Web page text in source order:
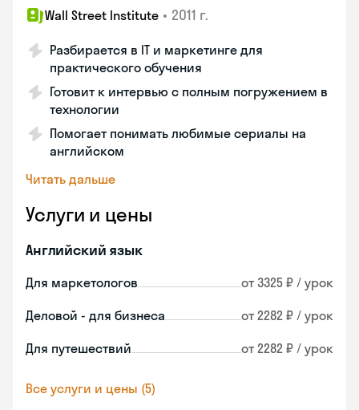
Wall Street Institute • 2011 г.
Разбирается в IT и маркетинге для
практического обучения
Готовит к интервью с полным погружением в
технологии
Помогает понимать любимые сериалы на
английском
Читать дальше
Услуги и цены
Английский язык
Для маркетологов от 3325 ₽ / урок
Деловой - для бизнеса от 2282 ₽ / урок
Для путешествий от 2282 ₽ / урок
Все услуги и цены (5)